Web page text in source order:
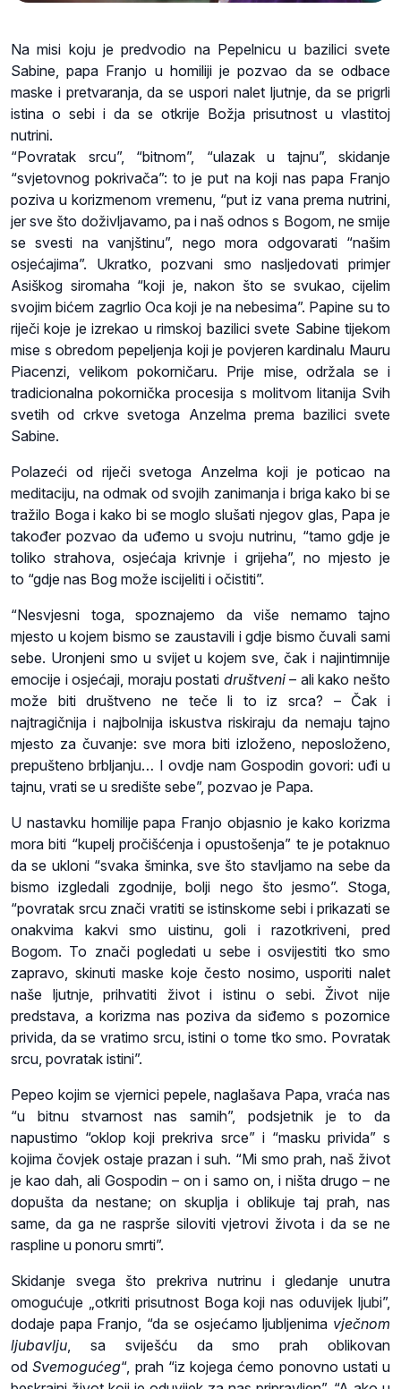
Na misi koju je predvodio na Pepelnicu u bazilici svete
Sabine, papa Franjo u homiliji je pozvao da se odbace
maske i pretvaranja, da se uspori nalet ljutnje, da se prigrli
istina o sebi i da se otkrije Božja prisutnost u vlastitoj
nutrini.
“Povratak srcu”, “bitnom”, “ulazak u tajnu”, skidanje
“svjetovnog pokrivača”: to je put na koji nas papa Franjo
poziva u korizmenom vremenu, “put iz vana prema nutrini,
jer sve što doživljavamo, pa i naš odnos s Bogom, ne smije
se svesti na vanjštinu”, nego mora odgovarati “našim
osjećajima”. Ukratko, pozvani smo nasljedovati primjer
Asiškog siromaha “koji je, nakon što se svukao, cijelim
svojim bićem zagrlio Oca koji je na nebesima”. Papine su to
riječi koje je izrekao u rimskoj bazilici svete Sabine tijekom
mise s obredom pepeljenja koji je povjeren kardinalu Mauru
Piacenzi, velikom pokorničaru. Prije mise, održala se i
tradicionalna pokornička procesija s molitvom litanija Svih
svetih od crkve svetoga Anzelma prema bazilici svete
Sabine.
Polazeći od riječi svetoga Anzelma koji je poticao na
meditaciju, na odmak od svojih zanimanja i briga kako bi se
tražilo Boga i kako bi se moglo slušati njegov glas, Papa je
također pozvao da uđemo u svoju nutrinu, “tamo gdje je
toliko strahova, osjećaja krivnje i grijeha”, no mjesto je
to “gdje nas Bog može iscijeliti i očistiti”.
“Nesvjesni toga, spoznajemo da više nemamo tajno
mjesto u kojem bismo se zaustavili i gdje bismo čuvali sami
sebe. Uronjeni smo u svijet u kojem sve, čak i najintimnije
emocije i osjećaji, moraju postati društveni– ali kako nešto
može biti društveno ne teče li to iz srca? – Čak i
najtragičnija i najbolnija iskustva riskiraju da nemaju tajno
mjesto za čuvanje: sve mora biti izloženo, neposloženo,
prepušteno brbljanju… I ovdje nam Gospodin govori: uđi u
tajnu, vrati se u središte sebe”, pozvao je Papa.
U nastavku homilije papa Franjo objasnio je kako korizma
mora biti “kupelj pročišćenja i opustošenja” te je potaknuo
da se ukloni “svaka šminka, sve što stavljamo na sebe da
bismo izgledali zgodnije, bolji nego što jesmo”. Stoga,
“povratak srcu znači vratiti se istinskome sebi i prikazati se
onakvima kakvi smo uistinu, goli i razotkriveni, pred
Bogom. To znači pogledati u sebe i osvijestiti tko smo
zapravo, skinuti maske koje često nosimo, usporiti nalet
naše ljutnje, prihvatiti život i istinu o sebi. Život nije
predstava, a korizma nas poziva da siđemo s pozornice
privida, da se vratimo srcu, istini o tome tko smo. Povratak
srcu, povratak istini”.
Pepeo kojim se vjernici pepele, naglašava Papa, vraća nas
“u bitnu stvarnost nas samih”, podsjetnik je to da
napustimo “oklop koji prekriva srce” i “masku privida” s
kojima čovjek ostaje prazan i suh. “Mi smo prah, naš život
je kao dah, ali Gospodin – on i samo on, i ništa drugo – ne
dopušta da nestane; on skuplja i oblikuje taj prah, nas
same, da ga ne rasprše siloviti vjetrovi života i da se ne
raspline u ponoru smrti”.
Skidanje svega što prekriva nutrinu i gledanje unutra
omogućuje „otkriti prisutnost Boga koji nas oduvijek ljubi”,
dodaje papa Franjo, “da se osjećamo ljubljenima vječnom
ljubavlju , sa sviješću da smo prah oblikovan
odSvemogućeg“, prah “iz kojega ćemo ponovno ustati u